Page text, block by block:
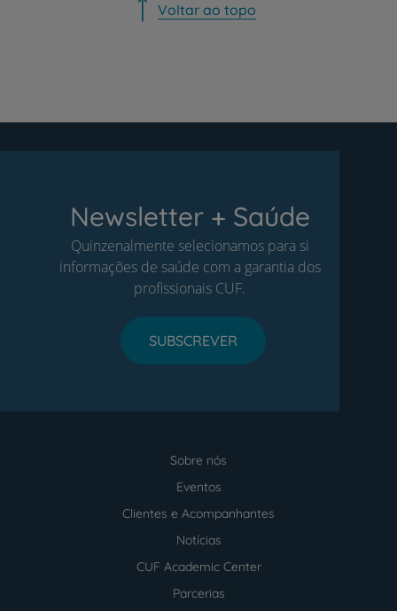
Voltar ao topo
Newsletter + Saúde
Quinzenalmente selecionamos para si
informações de saúde com a garantia dos
profissionais CUF.
SUBSCREVER
Sobre nós
Eventos
Clientes e Acompanhantes
Notícias
CUF Academic Center
Parcerias